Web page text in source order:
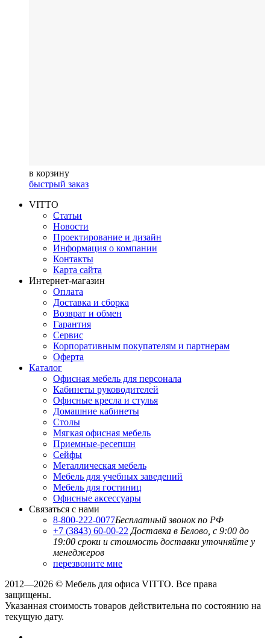
в корзину
быстрый заказ
VITTO
Статьи
Новости
Проектирование и дизайн
Информация о компании
Контакты
Карта сайта
Интернет-магазин
Оплата
Доставка и сборка
Возврат и обмен
Гарантия
Сервис
Корпоративным покупателям и партнерам
Оферта
Каталог
Офисная мебель для персонала
Кабинеты руководителей
Офисные кресла и стулья
Домашние кабинеты
Столы
Мягкая офисная мебель
Приемные-ресепшн
Сейфы
Металлическая мебель
Мебель для учебных заведений
Мебель для гостиниц
Офисные аксессуары
Связаться с нами
8-800-222-0077Бесплатный звонок по РФ
+7 (3843) 60-00-22 Доставка в Белово, с 9:00 до
19:00 сроки и стоимость доставки уточняйте у
менеджеров
перезвоните мне
2012—2026 © Мебель для офиса VITTO. Все права
защищены.
Указанная стоимость товаров действительна по состоянию на
текущую дату.